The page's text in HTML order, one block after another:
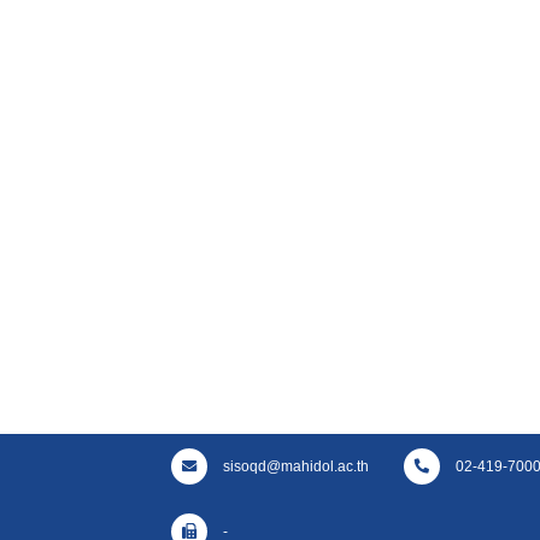
sisoqd@mahidol.ac.th 02-419-
-